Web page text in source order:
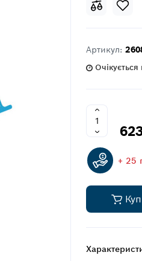
Артикул:
Очікується
+ 25